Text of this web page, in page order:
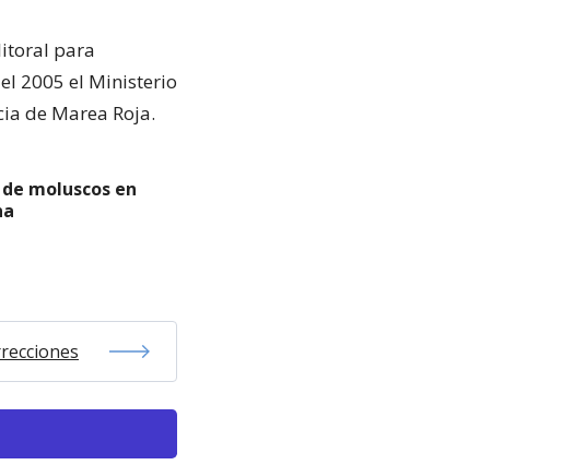
para
2005 el Ministerio
de Marea Roja.
moluscos en